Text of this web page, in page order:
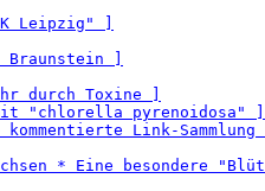
Leipzig" ]
]
durch Toxine ]
"chlorella pyrenoidosa" ]
Link-
* Eine besondere